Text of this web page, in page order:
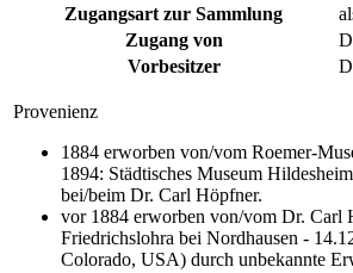
Zugangsart zur Sammlung
Zugang von
Vorbesitzer
Provenienz
1884 erworben von/vom Roemer-
1894: Städtisches Museum
bei/beim Dr. Carl Höpfner.
vor 1884 erworben von/vom Dr. Carl
Friedrichslohra bei Nordhausen -
Colorado, USA) durch unbekannte